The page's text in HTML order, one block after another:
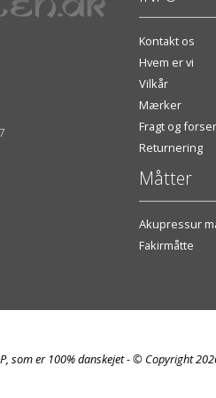
Kontakt os
Hvem er vi
Vilkår
Mærker
Fragt og
Returnering
Måtter
Akupressur
Fakirmåtte
som er 100% danskejet - © Copyright